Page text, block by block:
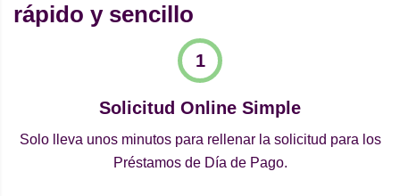
rápido y sencillo
Solicitud Online Simple
Solo lleva unos minutos para rellenar la solicitud para los
Préstamos de Día de Pago.